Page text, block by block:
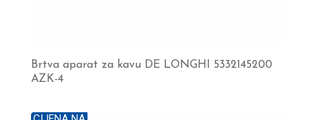
Brtva aparat za kavu DE LONGHI 5332145200
AZK-4